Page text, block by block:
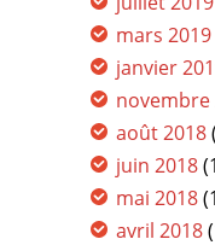
mars 2019
janvier
novembre
août 2018
juin 2018
mai 2018
avril 2018